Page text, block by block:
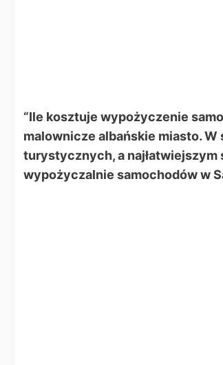
“Ile kosztuje wypożyczenie
malownicze albańskie miasto.
turystycznych, a najłatwiejszym
wypożyczalnie samochodów w